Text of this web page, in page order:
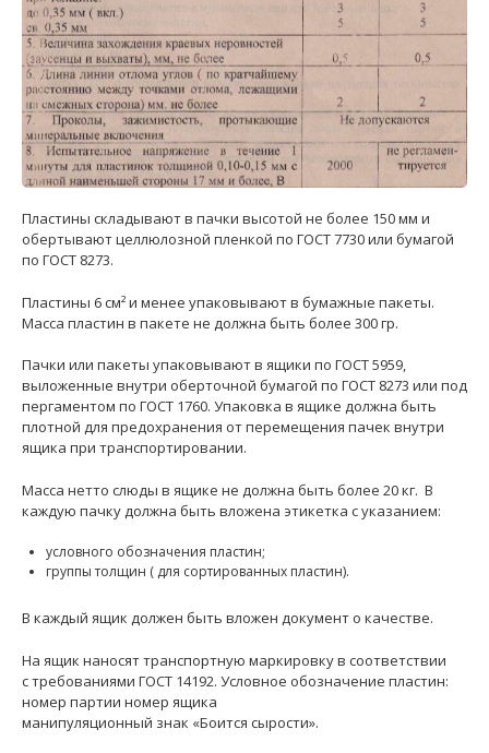
Пластины складывают в пачки высотой не более 150 мм и
обертывают целлюлозной пленкой по ГОСТ 7730 или бумагой
по ГОСТ 8273.
Пластины 6 см² и менее упаковывают в бумажные пакеты.
Масса пластин в пакете не должна быть более 300 гр.
Пачки или пакеты упаковывают в ящики по ГОСТ 5959,
выложенные внутри оберточной бумагой по ГОСТ 8273 или под
пергаментом по ГОСТ 1760. Упаковка в ящике должна быть
плотной для предохранения от перемещения пачек внутри
ящика при транспортировании.
Масса нетто слюды в ящике не должна быть более 20 кг. В
каждую пачку должна быть вложена этикетка с указанием:
условного обозначения пластин;
группы толщин ( для сортированных пластин).
В каждый ящик должен быть вложен документ о качестве.
На ящик наносят транспортную маркировку в соответствии
с требованиями ГОСТ 14192. Условное обозначение пластин:
номер партии номер ящика
манипуляционный знак «Боится сырости».